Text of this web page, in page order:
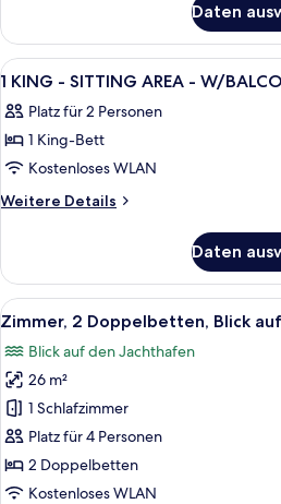
VIEW-
NONSMOKING
anzeigen
KING
BED-
BALCONY-
VIEW-
NONSMOKING
Daten
Alle
Fotos
für
1
KING
-
-
W/BALCONY
OR
PATIO
anzeigen
Ein
14
1 KING - SITTING AREA - W/
Platz für 2 Personen
1 King-Bett
Kostenloses WLAN
Weitere Details
Weitere
KING
SITTING
-
W/BALCONY
OR
PATIO
Daten
Alle
Fotos
für
Zimmer,
2 Doppelbetten,
Blick
auf
den
Ein
7
Zimmer, 2 Doppelbetten, Blick
Blick auf den Jachthafen
26 m²
1 Schlafzimmer
Platz für 4 Personen
2 Doppelbetten
Kostenloses WLAN